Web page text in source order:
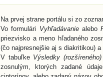
Na prvej strane portálu si zo
Vo formulári Vyhľadávaniealebo
priezvisko a meno hľadaného
(čo najpresnejšie aj s diakritikou)
V tabuľke Výsledky
zosnulým, ktorých zadané